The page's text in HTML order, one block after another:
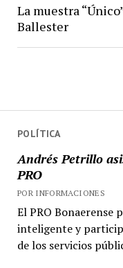
POLÍTICA
Andrés Petrillo
PRO
POR INFORMACIONES
El PRO Bonaerense
inteligente y
de los servicios
La muestra
Ballester